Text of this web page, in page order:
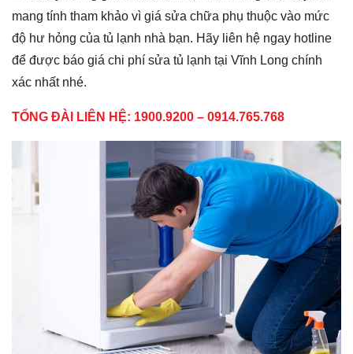
mang tính tham khảo vì giá sửa chữa phụ thuộc vào mức
độ hư hỏng của tủ lạnh nhà bạn. Hãy liên hệ ngay hotline
để được báo giá chi phí sửa tủ lạnh tại Vĩnh Long chính
xác nhất nhé.
TỔNG ĐÀI LIÊN HỆ: 1900.9200 – 0914.765.768